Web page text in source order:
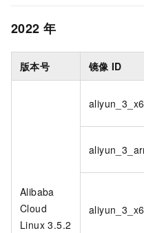
2022 年
版本号 镜像 ID
Alibaba
Cloud
Linux 3.5.2